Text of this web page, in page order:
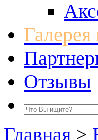
Отзывы
Главная >